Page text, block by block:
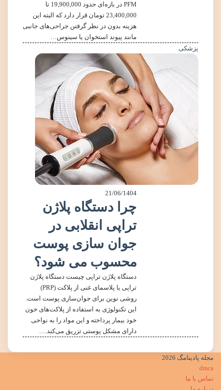
PFM در بازه‌ای حدود 19,900,000 تا
23,400,000 تومان قرار دارد که البته این
هزینه بدون در نظر گرفتن جراحی‌های جانبی
مانند پیوند استخوان یا سینوس…
پزشکی
21/06/1404
چرا دستگاه پلاژن
تراپی انقلابی در
جوان سازی پوست
محسوب می شود؟
دستگاه پلاژن تراپی چیست دستگاه پلاژن
تراپی یا پلاسمای غنی از پلاکت (PRP)
روشی نوین برای جوان‌سازی پوست است.
این تکنولوژی به استفاده از پلاکت‌های خون
خود بیمار پرداخته و این مواد را به نواحی
دارای مشکل پوستی تزریق می‌کند.…
مجله پادینامگ 2026
dmca
تماس با ما